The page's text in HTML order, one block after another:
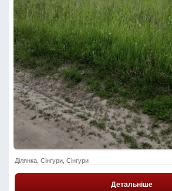
Ділянка, Сінгури, Сінгури
Детальніше